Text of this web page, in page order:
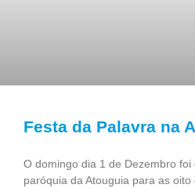
Festa da Palavra na
O domingo dia 1 de Dezembro
paróquia da Atouguia para as oito